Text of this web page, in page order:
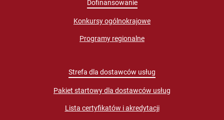
Dofinansowanie
Konkursy ogólnokrajowe
Programy regionalne
Strefa dla dostawców usług
Pakiet startowy dla dostawców usług
Lista certyfikatów i akredytacji